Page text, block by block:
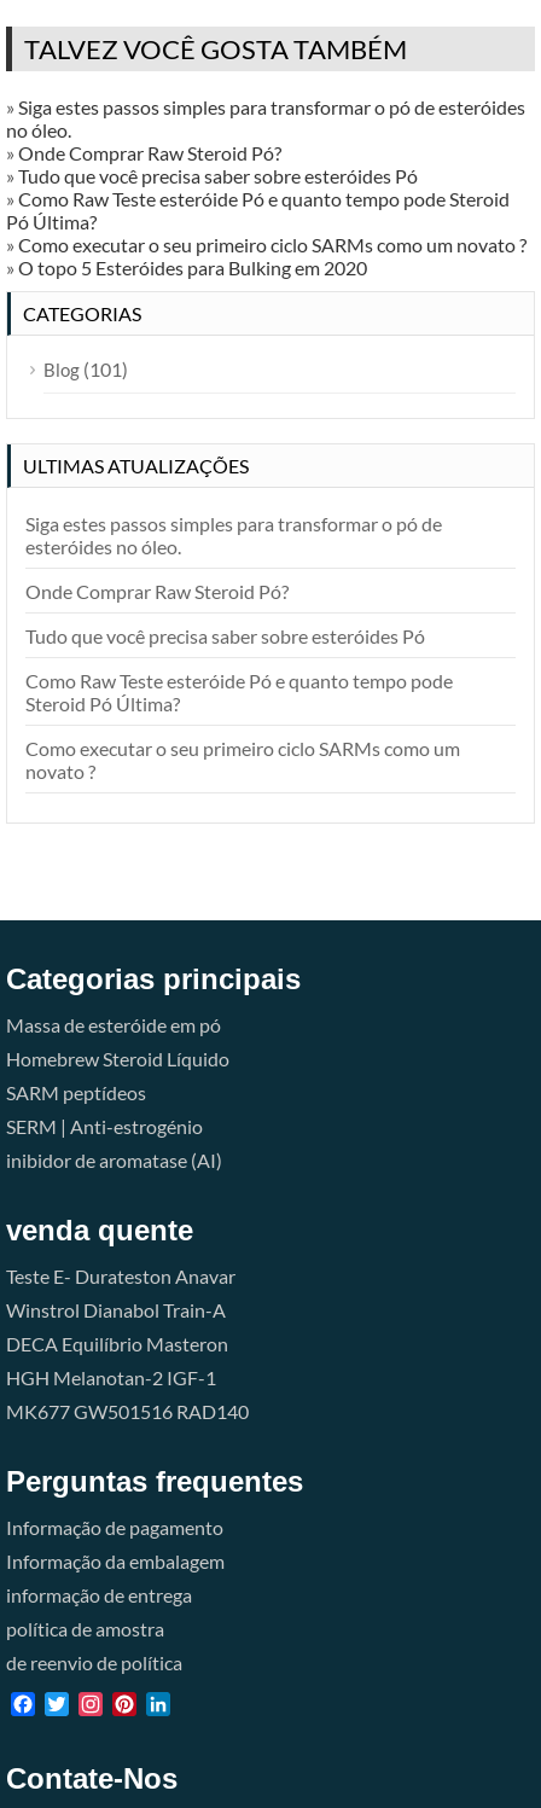
TALVEZ VOCÊ GOSTA TAMBÉM
» Siga estes passos simples para transformar o pó de esteróides
no óleo.
» Onde Comprar Raw Steroid Pó?
» Tudo que você precisa saber sobre esteróides Pó
» Como Raw Teste esteróide Pó e quanto tempo pode Steroid
Pó Última?
» Como executar o seu primeiro ciclo SARMs como um novato ?
» O topo 5 Esteróides para Bulking em 2020
CATEGORIAS
Blog (101)
ULTIMAS ATUALIZAÇÕES
Siga estes passos simples para transformar o pó de
esteróides no óleo.
Onde Comprar Raw Steroid Pó?
Tudo que você precisa saber sobre esteróides Pó
Como Raw Teste esteróide Pó e quanto tempo pode
Steroid Pó Última?
Como executar o seu primeiro ciclo SARMs como um
novato ?
Categorias principais
Massa de esteróide em pó
Homebrew Steroid Líquido
SARM peptídeos
SERM | Anti-estrogénio
inibidor de aromatase (AI)
venda quente
Teste E- Durateston Anavar
Winstrol Dianabol Train-A
DECA Equilíbrio Masteron
HGH Melanotan-2 IGF-1
MK677GW501516 RAD140
Perguntas frequentes
Informação de pagamento
Informação da embalagem
informação de entrega
política de amostra
de reenvio de política
Facebook
TwitterInstagramPinterest
Contate-Nos